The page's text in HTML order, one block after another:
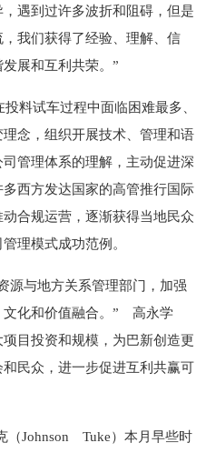
遇到过许多波折和阻碍，但是
我们获得了经验、理解、信
展和互利共荣。”
试车过程中面临困难最多、
念，组织开展技术、管理和语
管理体系的理解，主动促进深
西方发达国家的高管推行国际
合规运营，逐渐获得当地民众
理模式成功范例。
与地方关系管理部门，加强
文化和价值融合。” 高永学
目投资和规模，为巴新创造更
民众，进一步促进互利共赢可
Johnson Tuke）本月早些时